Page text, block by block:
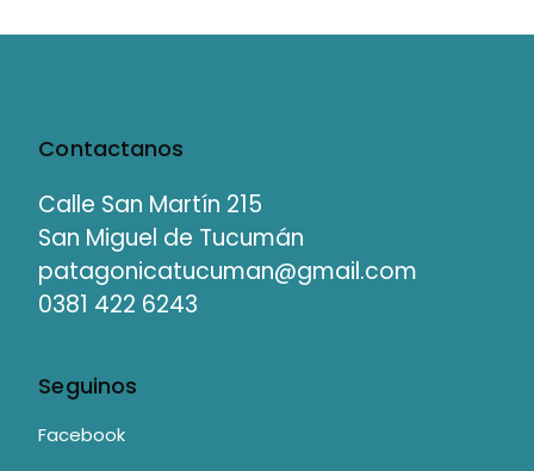
Contactanos
Calle San Martín 215
San Miguel de Tucumán
patagonicatucuman@gmail.com
0381 422 6243
Seguinos
Facebook